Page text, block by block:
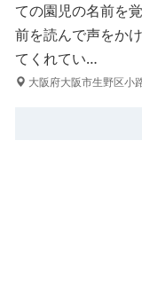
ての園児の名前を
前を読んで声をか
てくれてい…
大阪府大阪市生野区小